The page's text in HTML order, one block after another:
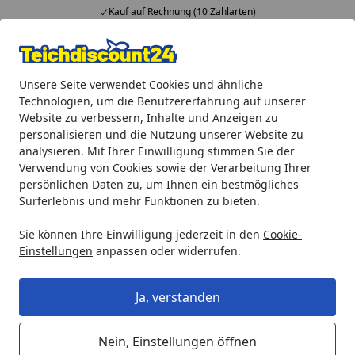
Unsere Seite verwendet Cookies und ähnliche
Technologien, um die Benutzererfahrung auf unserer
Website zu verbessern, Inhalte und Anzeigen zu
personalisieren und die Nutzung unserer Website zu
analysieren. Mit Ihrer Einwilligung stimmen Sie der
Verwendung von Cookies sowie der Verarbeitung Ihrer
persönlichen Daten zu, um Ihnen ein bestmögliches
Surferlebnis und mehr Funktionen zu bieten.
Sie können Ihre Einwilligung jederzeit in den Cookie-
Einstellungen anpassen oder widerrufen.
Ja, verstanden
Nein, Einstellungen öffnen
Kauf auf Rechnung (10 Zahlarten)
Alle Produkte
Mein Konto
Suchen
Startseite
Aquaristik Aquarienpumpen EDEN Aquarienpumpe
EDEN Aquarienpumpe PAS 2000